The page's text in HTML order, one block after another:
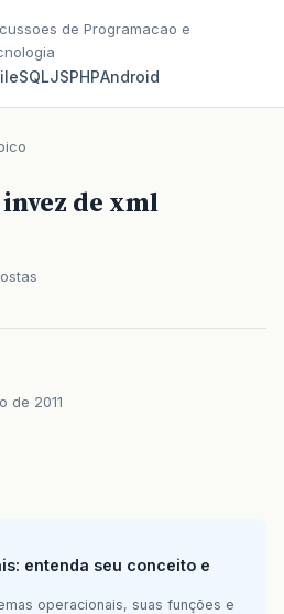
de Programacao e
SQLJSPHPAndroid
de xml
de 2011
entenda seu conceito e
operacionais, suas funções e